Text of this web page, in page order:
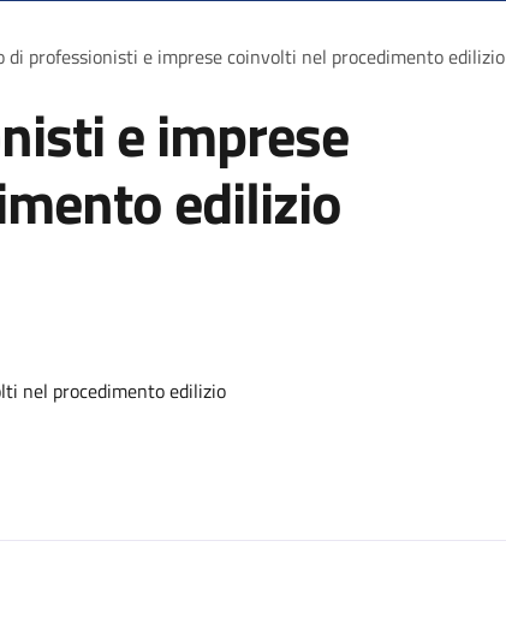
di professionisti e imprese coinvolti nel procedimento edilizio
e imprese
edilizio
nel procedimento edilizio